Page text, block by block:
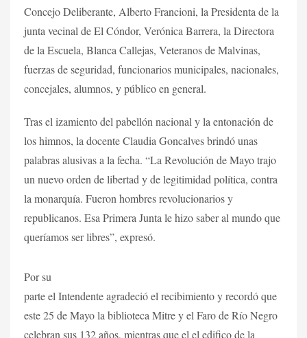
Concejo Deliberante, Alberto Francioni, la Presidenta de la
junta vecinal de El Cóndor, Verónica Barrera, la Directora
de la Escuela, Blanca Callejas, Veteranos de Malvinas,
fuerzas de seguridad, funcionarios municipales, nacionales,
concejales, alumnos, y público en general.
Tras el izamiento del pabellón nacional y la entonación de
los himnos, la docente Claudia Goncalves brindó unas
palabras alusivas a la fecha. “La Revolución de Mayo trajo
un nuevo orden de libertad y de legitimidad política, contra
la monarquía. Fueron hombres revolucionarios y
republicanos. Esa Primera Junta le hizo saber al mundo que
queríamos ser libres”, expresó.
Por su
parte el Intendente agradeció el recibimiento y recordó que
este 25 de Mayo la biblioteca Mitre y el Faro de Río Negro
celebran sus 132 años, mientras que el el edifico de la